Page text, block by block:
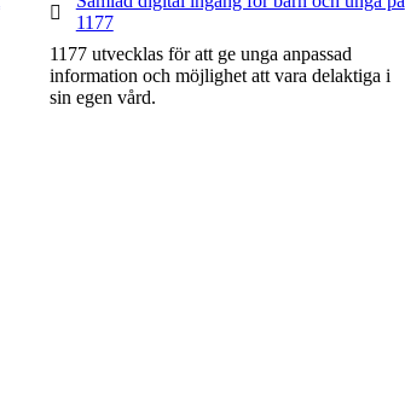
1177
1177 utvecklas för att ge unga anpassad
information och möjlighet att vara delaktiga i
sin egen vård.